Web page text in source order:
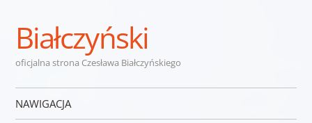
Białczyński
oficjalna strona Czesława Białczyńskiego
NAWIGACJA